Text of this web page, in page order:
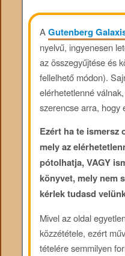
AGutenberg
nyelvű, ingyenesen
az összegyűjtése és
fellelhető módon).
elérhetetlenné
szerencse arra, hogy
Ezért ha te ismersz
mely az
pótolhatja, VAGY
könyvet, mely nem
kérlek tudasd
Mivel az oldal
közzététele, ezért
tételére semmilyen